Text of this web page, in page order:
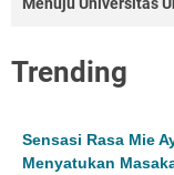
Trending
Sensasi Rasa Mie
Menyatukan